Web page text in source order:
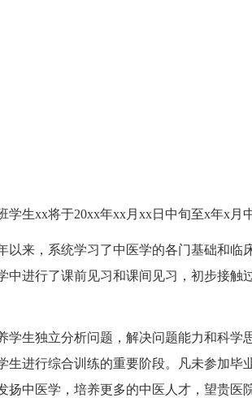
学生xx将于20xx年xx月xx日中旬至x年x月
以来，系统学习了中医学的各门基础和临
中进行了课前见习和课间见习，初步接触
学生独立分析问题，解决问题能力和科学
生进行综合训练的重要阶段。凡未参加毕
扬中医学，培养更多的中医人才，望贵医